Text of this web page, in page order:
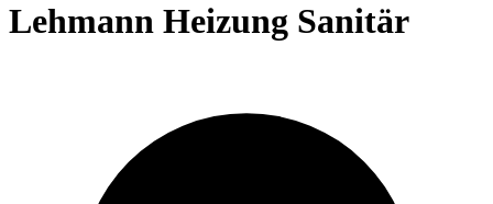
Lehmann Heizung Sanitär